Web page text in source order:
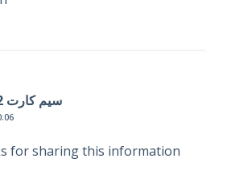
سیم کارت 0912 کارکرده
for sharing this information